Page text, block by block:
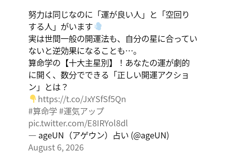
す。努力は同じなのに「運が良い人」と「空回り
する人」がいます
実は世間一般の開運法も、自分の星に合ってい
ないと逆効果になることも…。
算命学の【十大主星別】！あなたの運が劇的
に開く、数分でできる「正しい開運アクショ
ン」とは？
https://t.co/JxYSfSf5Qn
#算命学#運気アップ
pic.twitter.com/E8IRYol8dl
— ageUN（アゲウン）占い (@ageUN)
August 6, 2026